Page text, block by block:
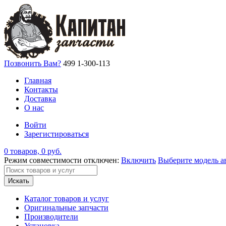
Позвонить Вам? 499 1-300-113
Главная
Контакты
Доставка
О нас
Войти
Зарегистироваться
0 товаров, 0 руб.
Режим совместимости отключен: Включить Выберите модель
Искать
Каталог товаров и услуг
Оригинальные запчасти
Производители